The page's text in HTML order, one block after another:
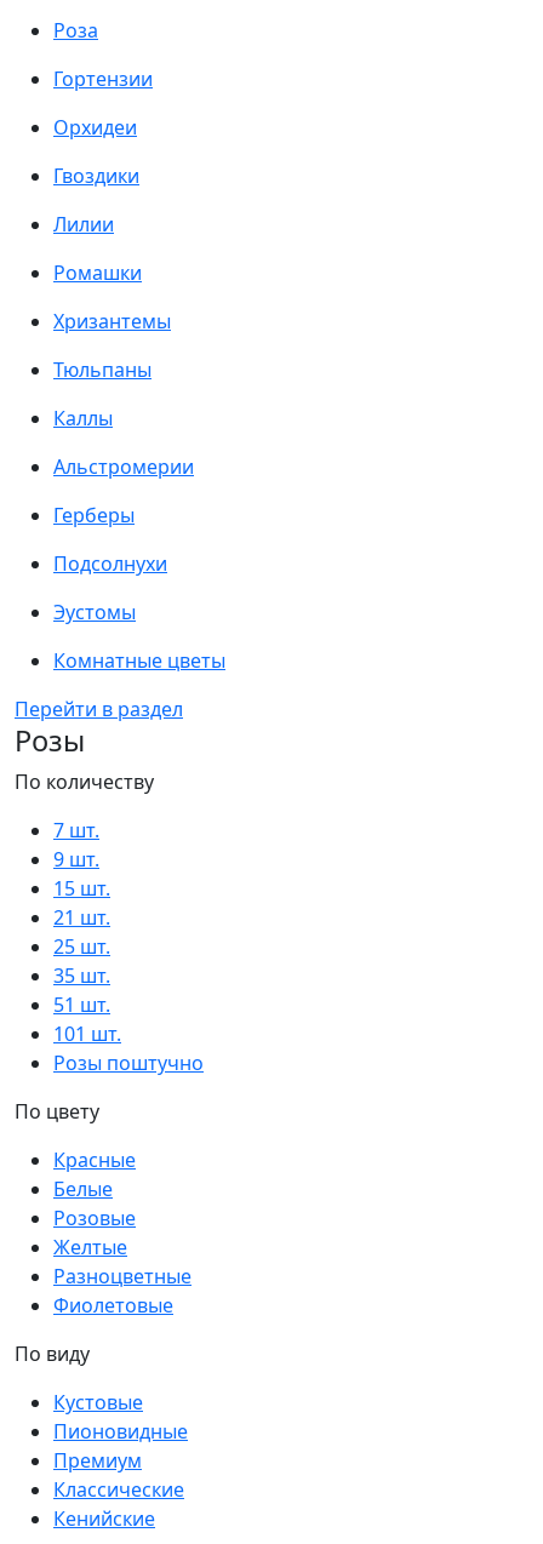
Роза
Гортензии
Орхидеи
Гвоздики
Лилии
Ромашки
Хризантемы
Тюльпаны
Каллы
Альстромерии
Герберы
Подсолнухи
Эустомы
Комнатные цветы
Перейти в раздел
Розы
По количеству
7 шт.
9 шт.
15 шт.
21 шт.
25 шт.
35 шт.
51 шт.
101 шт.
Розы поштучно
По цвету
Красные
Белые
Розовые
Желтые
Разноцветные
Фиолетовые
По виду
Кустовые
Пионовидные
Премиум
Классические
Кенийские